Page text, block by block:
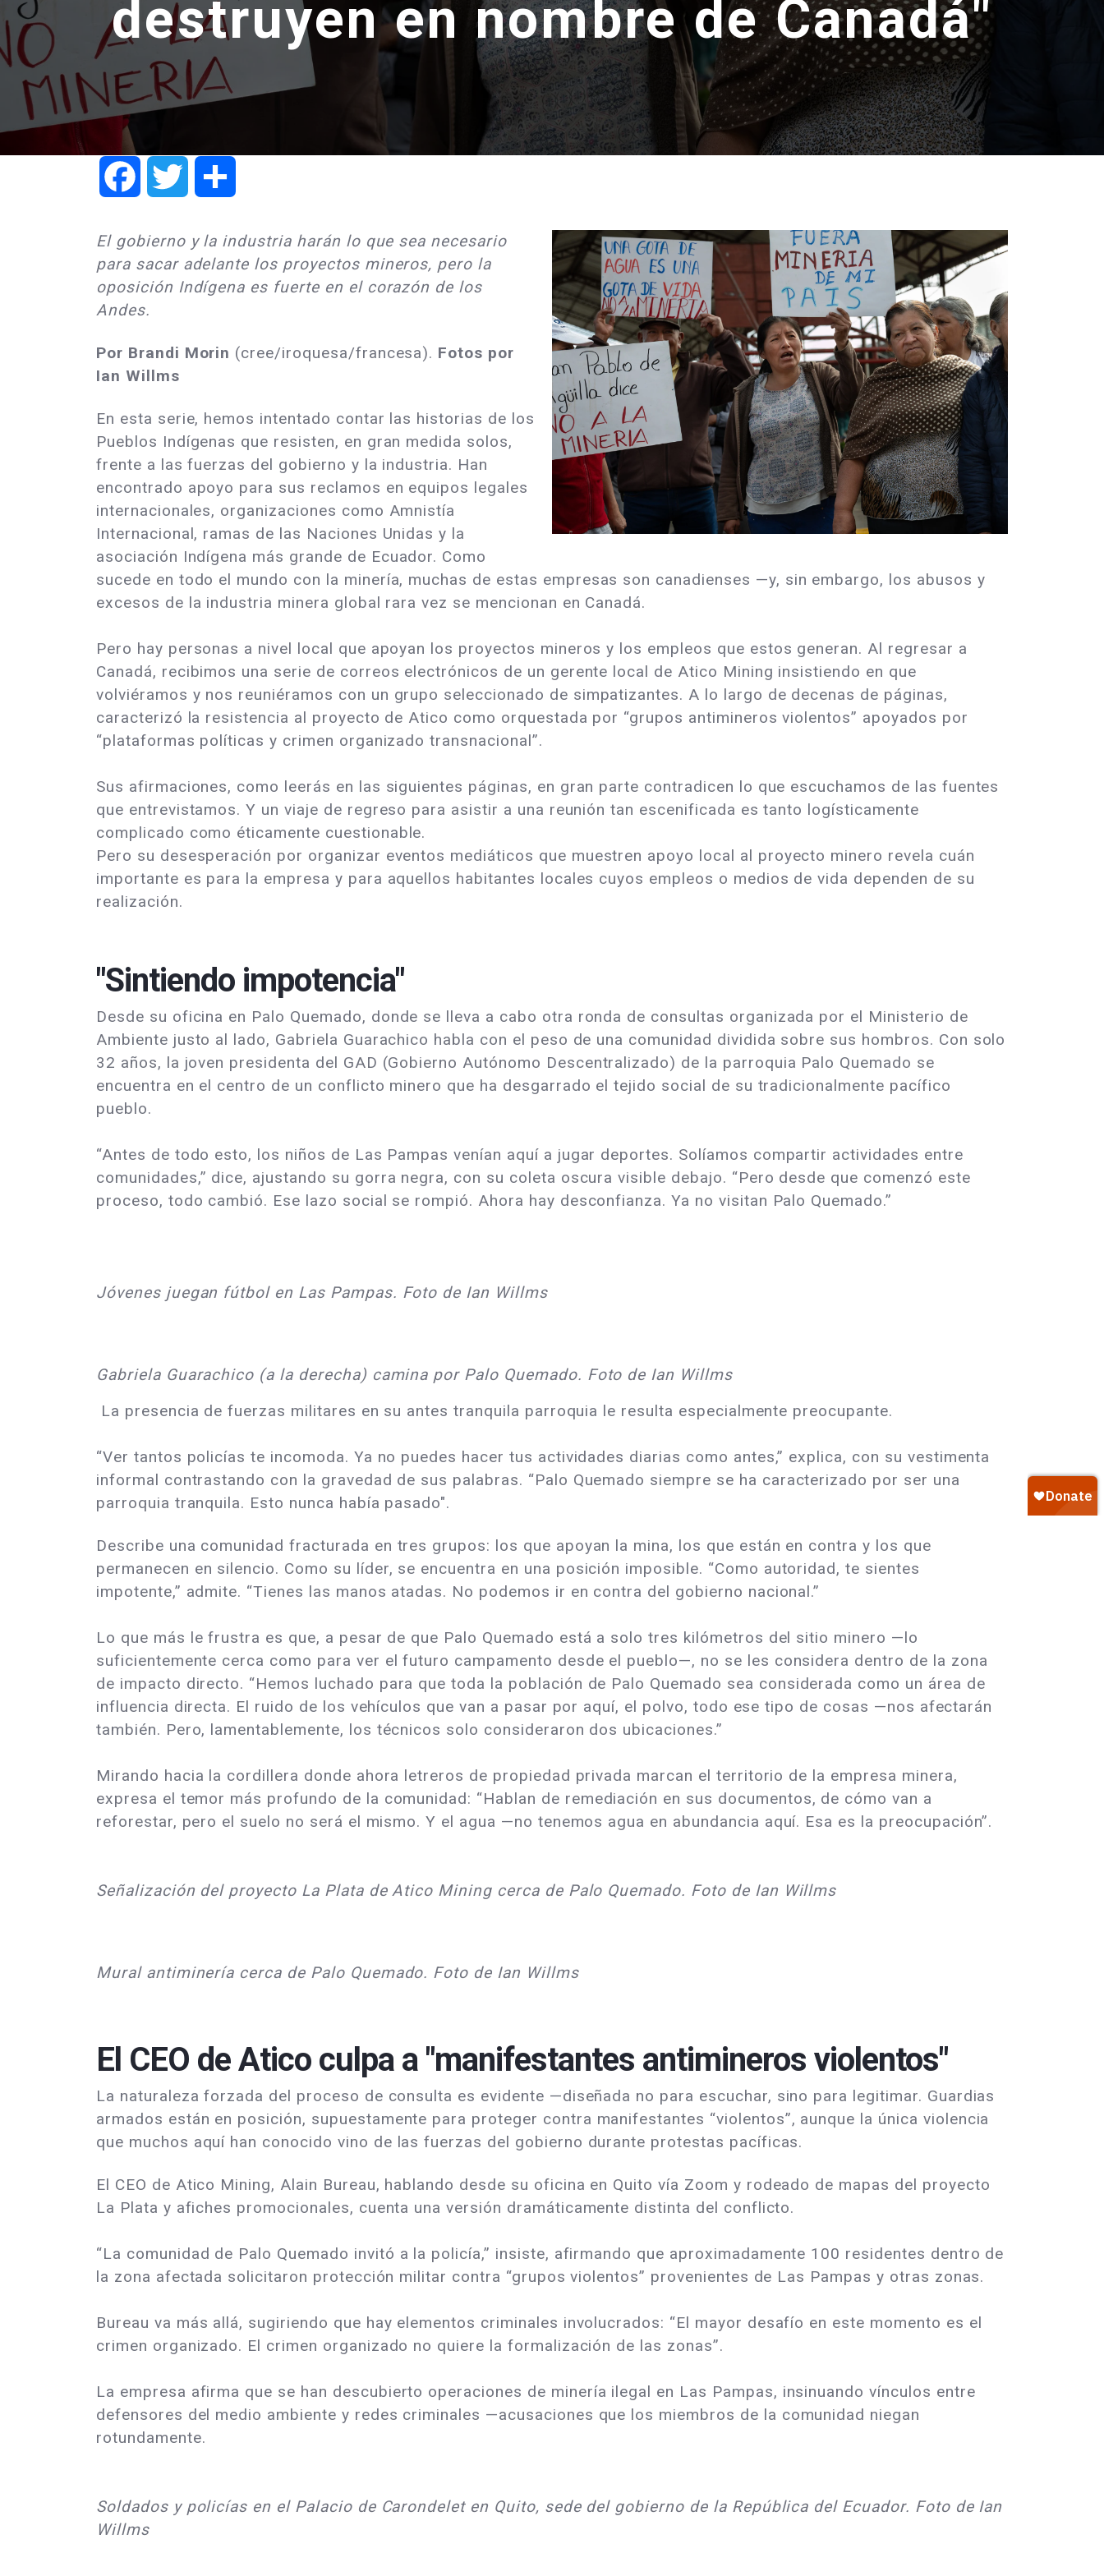
destruyen en nombre de Canadá"
FacebookTwitter
El gobierno y la industria harán lo que sea necesario
para sacar adelante los proyectos mineros, pero la
oposición Indígena es fuerte en el corazón de los
Andes.
Por Brandi Morin (cree/iroquesa/francesa). Fotos por
Ian Willms
En esta serie, hemos intentado contar las historias de los
Pueblos Indígenas que resisten, en gran medida solos,
frente a las fuerzas del gobierno y la industria. Han
encontrado apoyo para sus reclamos en equipos legales
internacionales, organizaciones como Amnistía
Internacional, ramas de las Naciones Unidas y la
asociación Indígena más grande de Ecuador. Como
sucede en todo el mundo con la minería, muchas de estas empresas son canadienses —y, sin embargo, los abusos y
excesos de la industria minera global rara vez se mencionan en Canadá.
Pero hay personas a nivel local que apoyan los proyectos mineros y los empleos que estos generan. Al regresar a
Canadá, recibimos una serie de correos electrónicos de un gerente local de Atico Mining insistiendo en que
volviéramos y nos reuniéramos con un grupo seleccionado de simpatizantes. A lo largo de decenas de páginas,
caracterizó la resistencia al proyecto de Atico como orquestada por “grupos antimineros violentos” apoyados por
“plataformas políticas y crimen organizado transnacional”.
Sus afirmaciones, como leerás en las siguientes páginas, en gran parte contradicen lo que escuchamos de las fuentes
que entrevistamos. Y un viaje de regreso para asistir a una reunión tan escenificada es tanto logísticamente
complicado como éticamente cuestionable.
Pero su desesperación por organizar eventos mediáticos que muestren apoyo local al proyecto minero revela cuán
importante es para la empresa y para aquellos habitantes locales cuyos empleos o medios de vida dependen de su
realización.
"Sintiendo impotencia"
Desde su oficina en Palo Quemado, donde se lleva a cabo otra ronda de consultas organizada por el Ministerio de
Ambiente justo al lado, Gabriela Guarachico habla con el peso de una comunidad dividida sobre sus hombros. Con solo
32 años, la joven presidenta del GAD (Gobierno Autónomo Descentralizado) de la parroquia Palo Quemado se
encuentra en el centro de un conflicto minero que ha desgarrado el tejido social de su tradicionalmente pacífico
pueblo.
“Antes de todo esto, los niños de Las Pampas venían aquí a jugar deportes. Solíamos compartir actividades entre
comunidades,” dice, ajustando su gorra negra, con su coleta oscura visible debajo. “Pero desde que comenzó este
proceso, todo cambió. Ese lazo social se rompió. Ahora hay desconfianza. Ya no visitan Palo Quemado.”
Jóvenes juegan fútbol en Las Pampas. Foto de Ian Willms
Gabriela Guarachico (a la derecha) camina por Palo Quemado. Foto de Ian Willms
La presencia de fuerzas militares en su antes tranquila parroquia le resulta especialmente preocupante.
“Ver tantos policías te incomoda. Ya no puedes hacer tus actividades diarias como antes,” explica, con su vestimenta
informal contrastando con la gravedad de sus palabras. “Palo Quemado siempre se ha caracterizado por ser una
parroquia tranquila. Esto nunca había pasado".
Describe una comunidad fracturada en tres grupos: los que apoyan la mina, los que están en contra y los que
permanecen en silencio. Como su líder, se encuentra en una posición imposible. “Como autoridad, te sientes
impotente,” admite. “Tienes las manos atadas. No podemos ir en contra del gobierno nacional.”
Lo que más le frustra es que, a pesar de que Palo Quemado está a solo tres kilómetros del sitio minero —lo
suficientemente cerca como para ver el futuro campamento desde el pueblo—, no se les considera dentro de la zona
de impacto directo. “Hemos luchado para que toda la población de Palo Quemado sea considerada como un área de
influencia directa. El ruido de los vehículos que van a pasar por aquí, el polvo, todo ese tipo de cosas —nos afectarán
también. Pero, lamentablemente, los técnicos solo consideraron dos ubicaciones.”
Mirando hacia la cordillera donde ahora letreros de propiedad privada marcan el territorio de la empresa minera,
expresa el temor más profundo de la comunidad: “Hablan de remediación en sus documentos, de cómo van a
reforestar, pero el suelo no será el mismo. Y el agua —no tenemos agua en abundancia aquí. Esa es la preocupación”.
Señalización del proyecto La Plata de Atico Mining cerca de Palo Quemado. Foto de Ian Willms
Mural antiminería cerca de Palo Quemado. Foto de Ian Willms
El CEO de Atico culpa a "manifestantes antimineros violentos"
La naturaleza forzada del proceso de consulta es evidente —diseñada no para escuchar, sino para legitimar. Guardias
armados están en posición, supuestamente para proteger contra manifestantes “violentos”, aunque la única violencia
que muchos aquí han conocido vino de las fuerzas del gobierno durante protestas pacíficas.
El CEO de Atico Mining, Alain Bureau, hablando desde su oficina en Quito vía Zoom y rodeado de mapas del proyecto
La Plata y afiches promocionales, cuenta una versión dramáticamente distinta del conflicto.
“La comunidad de Palo Quemado invitó a la policía,” insiste, afirmando que aproximadamente 100 residentes dentro de
la zona afectada solicitaron protección militar contra “grupos violentos” provenientes de Las Pampas y otras zonas.
Bureau va más allá, sugiriendo que hay elementos criminales involucrados: “El mayor desafío en este momento es el
crimen organizado. El crimen organizado no quiere la formalización de las zonas”.
La empresa afirma que se han descubierto operaciones de minería ilegal en Las Pampas, insinuando vínculos entre
defensores del medio ambiente y redes criminales —acusaciones que los miembros de la comunidad niegan
rotundamente.
Soldados y policías en el Palacio de Carondelet en Quito, sede del gobierno de la República del Ecuador. Foto de Ian
Willms